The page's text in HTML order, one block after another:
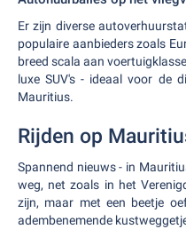
Er zijn diverse
populaire aanbieders zoals
breed scala aan
luxe SUV's - ideaal voor de
Mauritius.
Rijden op
Spannend nieuws - in
weg, net zoals in het
zijn, maar met een beetje
adembenemende